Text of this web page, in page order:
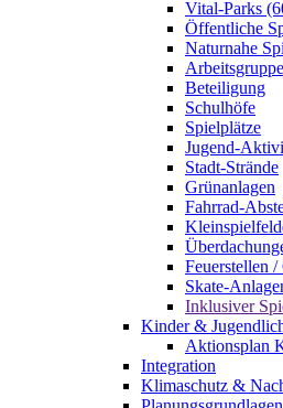
Vital-Parks
Öffentliche
Naturnahe
Arbeitsgruppe
Beteiligung
Schulhöfe
Spielplätze
Jugend-
Stadt-Strände
Grünanlagen
Fahrrad-
Feuerstellen
Skate-
Inklusiver
Kinder &
Aktionsplan
Integration
Klimaschutz &